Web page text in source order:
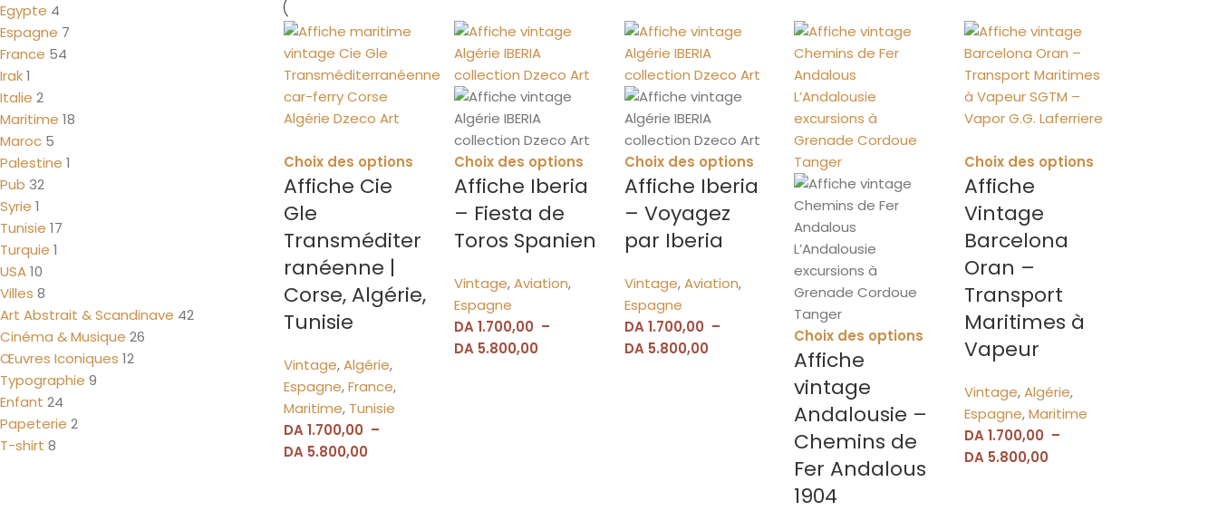
Egypte 4
Espagne 7
France 54
Irak1
Italie 2
Maritime 18
Maroc 5
Palestine 1
Pub 32
Syrie 1
Tunisie 17
Turquie 1
USA10
Villes 8
Art Abstrait & Scandinave 42
Cinéma & Musique 26
Œuvres Iconiques 12
Typographie 9
Enfant 24
Papeterie 2
T-shirt 8
Choix des options
Affiche Cie
Gle
Transméditer
ranéenne |
Corse, Algérie,
Tunisie
Vintage,Algérie,
Espagne,France,
Maritime, Tunisie
DA1.700,00 –
DA5.800,00
Choix des options
Affiche Iberia
– Fiesta de
Toros Spanien
Vintage, Aviation,
Espagne
DA1.700,00 –
DA5.800,00
Choix des options
Affiche Iberia
– Voyagez
par Iberia
Vintage, Aviation,
Espagne
DA1.700,00 –
DA5.800,00
Choix des options
Affiche
vintage
Andalousie –
Chemins de
Fer Andalous
1904
Choix des options
Affiche
Vintage
Barcelona
Oran –
Transport
Maritimes à
Vapeur
Vintage,Algérie,
Espagne,Maritime
DA1.700,00 –
DA 5.800,00